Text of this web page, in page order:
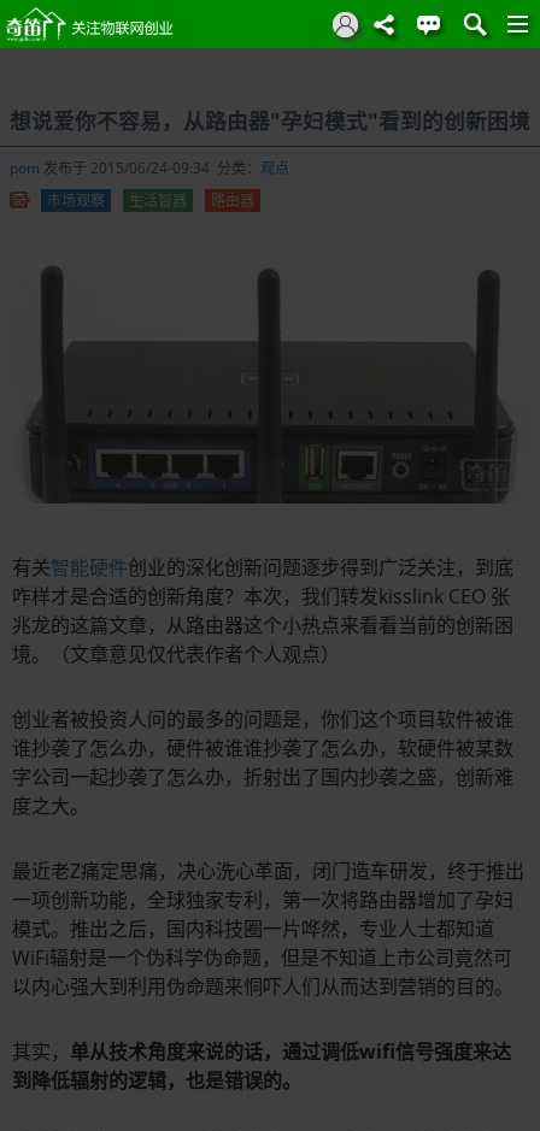
想说爱你不容易，从路由器"孕妇模式"看到的创新困境
pom 发布于 2015/06/24-09:34 分类： 观点
市场观察
生活智器 路由器
有关智能硬件创业的深化创新问题逐步得到广泛关注，到底
咋样才是合适的创新角度？本次，我们转发kisslink CEO 张
兆龙的这篇文章，从路由器这个小热点来看看当前的创新困
境。（文章意见仅代表作者个人观点）
创业者被投资人问的最多的问题是，你们这个项目软件被谁
谁抄袭了怎么办，硬件被谁谁抄袭了怎么办，软硬件被某数
字公司一起抄袭了怎么办，折射出了国内抄袭之盛，创新难
度之大。
最近老Z痛定思痛，决心洗心革面，闭门造车研发，终于推出
一项创新功能，全球独家专利，第一次将路由器增加了孕妇
模式。推出之后，国内科技圈一片哗然，专业人士都知道
WiFi辐射是一个伪科学伪命题，但是不知道上市公司竟然可
以内心强大到利用伪命题来恫吓人们从而达到营销的目的。
其实， 单从技术角度来说的话，通过调低wifi信号强度来达
到降低辐射的逻辑，也是错误的。